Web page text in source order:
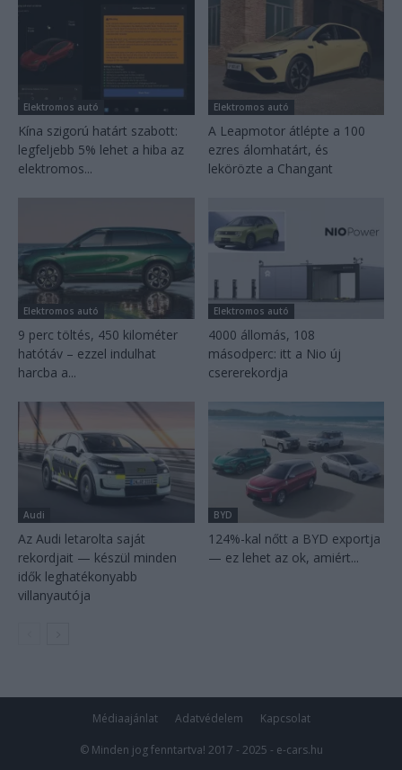
Elektromos autó
Kína szigorú határt szabott:
legfeljebb 5% lehet a hiba az
elektromos...
Elektromos autó
A Leapmotor átlépte a 100
ezres álomhatárt, és
lekörözte a Changant
Elektromos autó
9 perc töltés, 450 kilométer
hatótáv – ezzel indulhat
harcba a...
Elektromos autó
4000 állomás, 108
másodperc: itt a Nio új
csererekordja
Audi
Az Audi letarolta saját
rekordjait — készül minden
idők leghatékonyabb
villanyautója
BYD
124%-kal nőtt a BYD exportja
— ez lehet az ok, amiért...
Médiaajánlat Adatvédelem Kapcsolat
© Minden jog fenntartva! 2017 - 2025 - e-cars.hu